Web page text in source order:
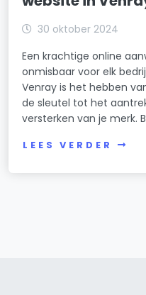
30 oktober 2024
Een krachtige online
onmisbaar voor elk
Venray is het hebben
de sleutel tot het
versterken van je merk.
LEES VERDER